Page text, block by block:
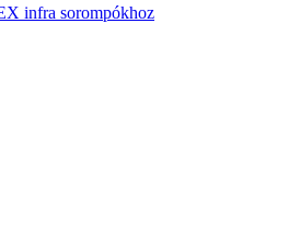
infra sorompókhoz